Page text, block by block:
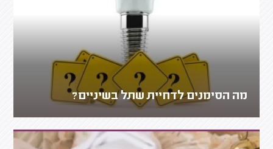
מה הסימנים לדחיית שתל בשיניים?